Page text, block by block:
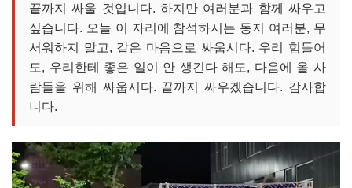
끝까지 싸울 것입니다. 하지만 여러분과 함께 싸우고
싶습니다. 오늘 이 자리에 참석하시는 동지 여러분, 무
서워하지 말고, 같은 마음으로 싸웁시다. 우리 힘들어
도, 우리한테 좋은 일이 안 생긴다 해도, 다음에 올 사
람들을 위해 싸웁시다. 끝까지 싸우겠습니다. 감사합
니다.